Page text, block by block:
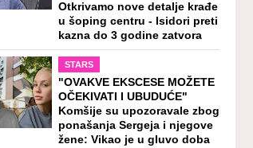
Otkrivamo nove detalje krađe
u šoping centru - Isidori preti
kazna do 3 godine zatvora
STARS
"OVAKVE EKSCESE MOŽETE
OČEKIVATI I UBUDUĆE"
Komšije su upozoravale zbog
ponašanja Sergeja i njegove
žene: Vikao je u gluvo doba